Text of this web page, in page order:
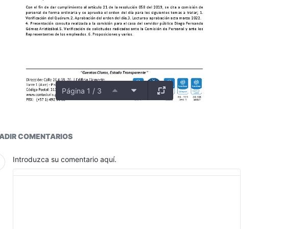
Página 1 / 3
COMENTARIOS
Introduzca su comentario aquí.